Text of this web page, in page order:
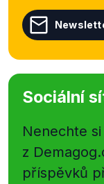
Sociální
Nenechte
z
příspěvků